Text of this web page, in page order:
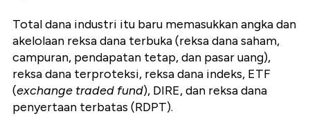
Total dana industri itu baru memasukkan angka dan
akelolaan reksa dana terbuka (reksa dana saham,
campuran, pendapatan tetap, dan pasar uang),
reksa dana terproteksi, reksa dana indeks, ETF
(exchange traded fund), DIRE, dan reksa dana
penyertaan terbatas (RDPT).